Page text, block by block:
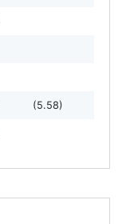
(5.58)